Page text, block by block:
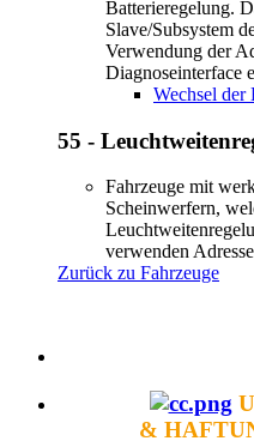
Batterieregelung.
Slave/Subsystem
Verwendung der
Diagnoseinterface
Wechsel der
55 -
Fahrzeuge mit
Scheinwerfern,
verwenden
Zurück zu Fahrzeuge
&